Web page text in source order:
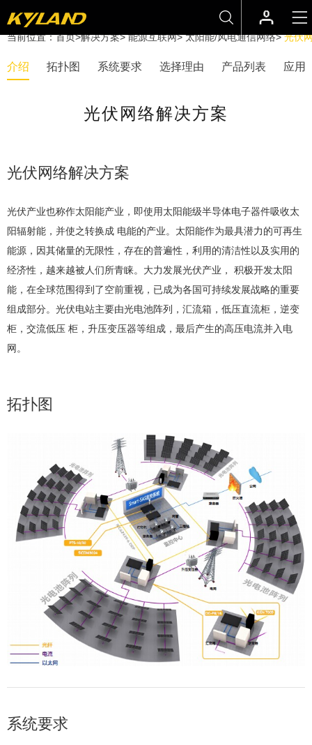
当前位置：首页>解决方案>能源互联网>太阳能/风电通信网络>光伏
介绍 拓扑图 系统要求 选择理由 产品列表 应用
光伏网络解决方案
光伏网络解决方案
光伏产业也称作太阳能产业，即使用太阳能级半导体电子器件吸收太
阳辐射能，并使之转换成 电能的产业。太阳能作为最具潜力的可再生
能源，因其储量的无限性，存在的普遍性，利用的清洁性以及实用的
经济性，越来越被人们所青睐。大力发展光伏产业， 积极开发太阳
能，在全球范围得到了空前重视，已成为各国可持续发展战略的重要
组成部分。光伏电站主要由光电池阵列，汇流箱，低压直流柜，逆变
柜，交流低压 柜，升压变压器等组成，最后产生的高压电流并入电
网。
拓扑图
系统要求